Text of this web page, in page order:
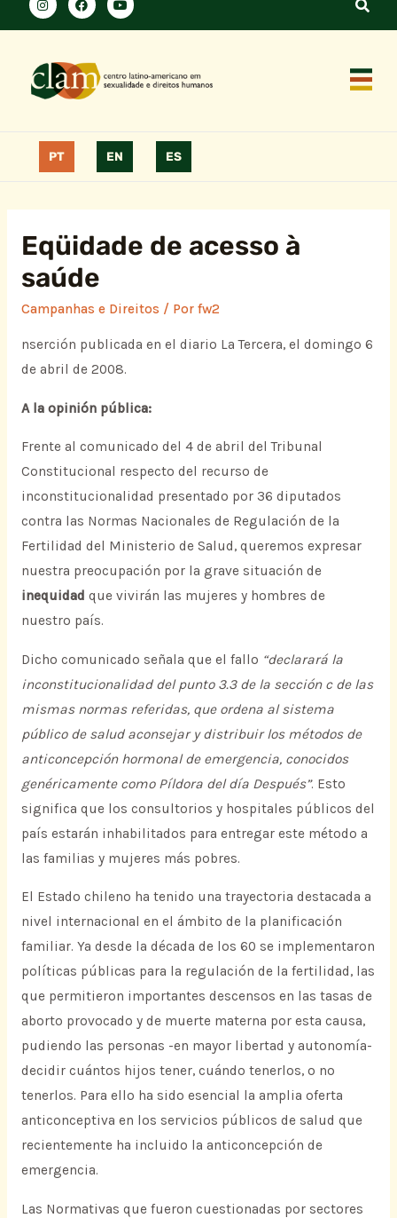
PT EN ES
Eqüidade de acesso à
saúde
Campanhas e Direitos / Por fw2
nserción publicada en el diario La Tercera, el domingo 6
de abril de 2008.
A la opinión pública:
Frente al comunicado del 4 de abril del Tribunal
Constitucional respecto del recurso de
inconstitucionalidad presentado por 36 diputados
contra las Normas Nacionales de Regulación de la
Fertilidad del Ministerio de Salud, queremos expresar
nuestra preocupación por la grave situación de
inequidad que vivirán las mujeres y hombres de
nuestro país.
Dicho comunicado señala que el fallo “declarará la
inconstitucionalidad del punto 3.3 de la sección c de las
mismas normas referidas, que ordena al sistema
público de salud aconsejar y distribuir los métodos de
anticoncepción hormonal de emergencia, conocidos
genéricamente como Píldora del día Después”. Esto
significa que los consultorios y hospitales públicos del
país estarán inhabilitados para entregar este método a
las familias y mujeres más pobres.
El Estado chileno ha tenido una trayectoria destacada a
nivel internacional en el ámbito de la planificación
familiar. Ya desde la década de los 60 se implementaron
políticas públicas para la regulación de la fertilidad, las
que permitieron importantes descensos en las tasas de
aborto provocado y de muerte materna por esta causa,
pudiendo las personas -en mayor libertad y autonomía-
decidir cuántos hijos tener, cuándo tenerlos, o no
tenerlos. Para ello ha sido esencial la amplia oferta
anticonceptiva en los servicios públicos de salud que
recientemente ha incluido la anticoncepción de
emergencia.
Las Normativas que fueron cuestionadas por sectores